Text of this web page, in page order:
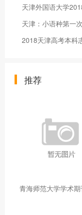
天津外国语大学
天津：小语种第一
2018天津高考本科
推荐